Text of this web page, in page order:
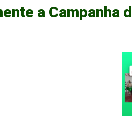
a Campanha